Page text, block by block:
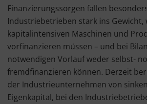
Finanzierungssorgen fallen
Industriebetrieben stark ins Gewicht,
kapitalintensiven Maschinen und
vorfinanzieren müssen – und bei
notwendigen Vorlauf weder selbst-
fremdfinanzieren können. Derzeit
der Industrieunternehmen von
Eigenkapital, bei den